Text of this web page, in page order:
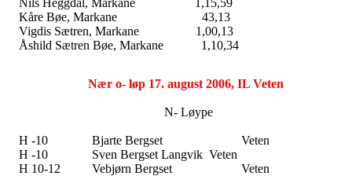
Nils Heggdal, Markane 1,15,59
Kåre Bøe, Markane 43,13
Vigdis Sætren, Markane 1,00,13
Åshild Sætren Bøe, Markane 1,10,34
Nær o- løp 17. august 2006, IL Veten
N- Løype
H -10 Bjarte Bergset
Veten
H -10
Sven Bergset Langvik Veten
H 10-12
Vebjørn Bergset Veten